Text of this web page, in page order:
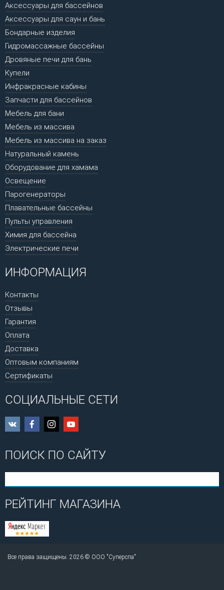
Аксессуары для бассейнов
Аксессуары для саун и бань
Бондарные изделия
Гидромассажные бассейны
Дровяные печи для бань
Купели
Инфракрасные кабины
Запчасти для бассейнов
Мебель для бани
Мебель из массива
Мебель из массива на заказ
Натуральный камень
Оборудование для хамама
Освещение
Парогенераторы
Плавательные бассейны
Пульты управления
Химия для бассейна
Электрические печи
ИНФОРМАЦИЯ
Контакты
Отзывы
Гарантия
Оплата
Доставка
Оптовым компаниям
Сертификаты
СОЦИАЛЬНЫЕ СЕТИ
ПОИСК ПО САЙТУ
РЕЙТИНГ МАГАЗИНА
Все права защищены. 2026 © ООО "Суперспа"